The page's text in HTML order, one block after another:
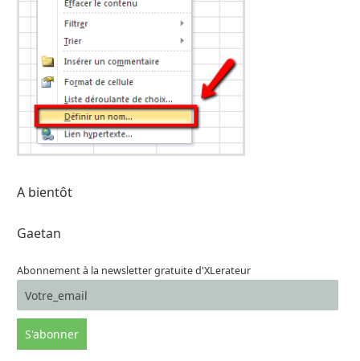
A bientôt
Gaetan
Abonnement à la newsletter gratuite d'XLerateur